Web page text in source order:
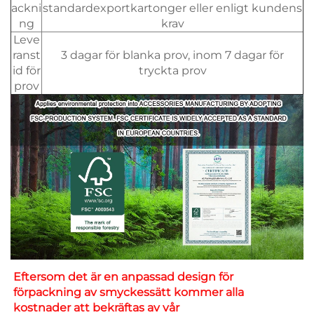
ackni
ng
standardexportkartonger eller enligt kundens
krav
Leve
ranst
id för
prov
3 dagar för blanka prov, inom 7 dagar för
tryckta prov
Eftersom det är en anpassad design för
förpackning av smyckessätt kommer alla
kostnader att bekräftas av vår